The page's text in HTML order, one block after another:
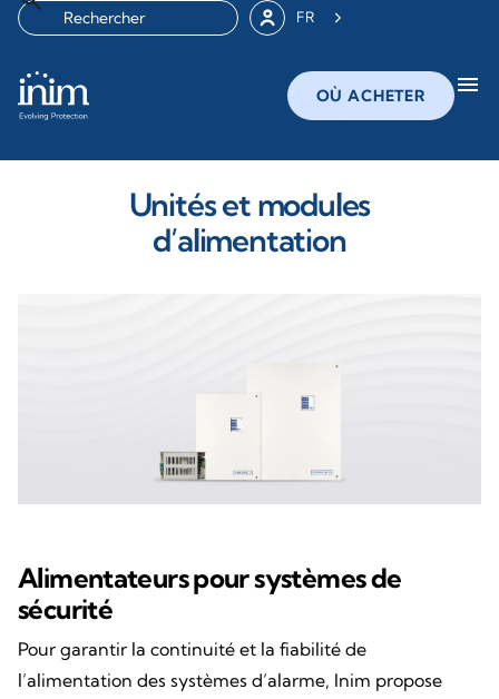
FR
OÙ ACHETER menu
Unités et modules
d’alimentation
Alimentateurs pour systèmes de
sécurité
Pour garantir la continuité et la fiabilité de
l’alimentation des systèmes d’alarme, Inim propose